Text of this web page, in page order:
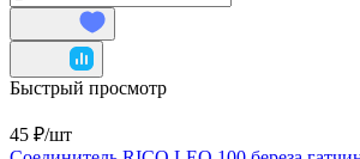
Быстрый просмотр
45 ₽/шт